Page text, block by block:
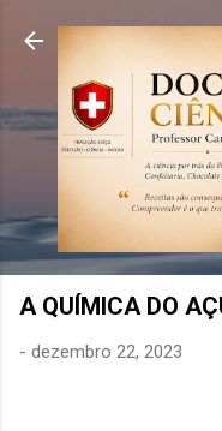
Pular
A QUÍMICA DO
- dezembro 22, 2023